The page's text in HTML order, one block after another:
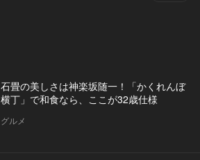
石畳の美しさは神楽坂随一！「かくれんぼ
横丁」で和食なら、ここが32歳仕様
グルメ